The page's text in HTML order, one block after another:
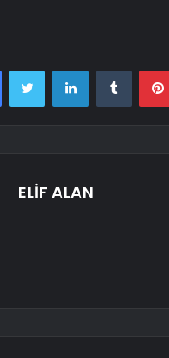
FacebookTwitter LinkedInTumblr
ELİF ALAN